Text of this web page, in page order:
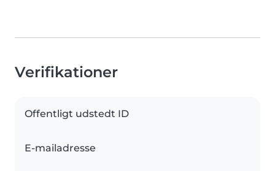
Verifikationer
Offentligt udstedt ID
E-mailadresse